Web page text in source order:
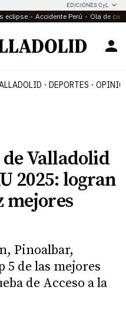
EDICIONES CyL
eclipse Accidente Perú Ola de
DEPORTES
Valladolid
2025: logran
mejores
Pinoalbar,
5 de las mejores
de Acceso a la